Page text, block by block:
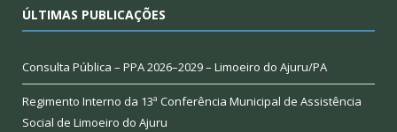
ÚLTIMAS PUBLICAÇÕES
Consulta Pública – PPA 2026–2029 – Limoeiro do Ajuru/PA
Regimento Interno da 13ª Conferência Municipal de Assistência
Social de Limoeiro do Ajuru